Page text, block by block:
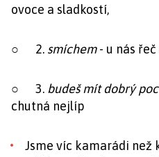
ovoce a sladkostí,
○ 2. smíchem- u nás
○ 3. budeš mít dobrý
chutná nejlíp
Jsme víc kamarádi než